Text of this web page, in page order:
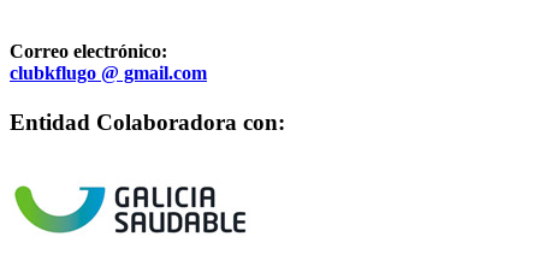
Correo electrónico:
clubkflugo @ gmail.com
Entidad Colaboradora con: